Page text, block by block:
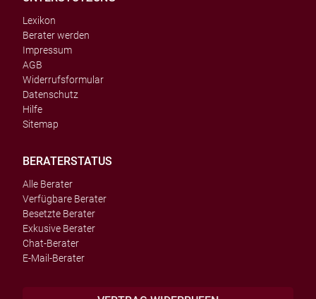
Lexikon
Berater werden
Impressum
AGB
Widerrufsformular
Datenschutz
Hilfe
Sitemap
BERATERSTATUS
Alle Berater
Verfügbare Berater
Besetzte Berater
Exkusive Berater
Chat-Berater
E-Mail-Berater